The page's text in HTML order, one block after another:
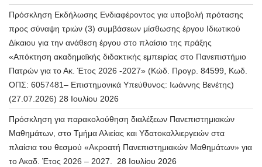
Πρόσκληση Εκδήλωσης Ενδιαφέροντος για υποβολή πρότασης
προς σύναψη τριών (3) συμβάσεων μίσθωσης έργου Ιδιωτικού
Δίκαιου για την ανάθεση έργου στο πλαίσιο της πράξης
«Απόκτηση ακαδημαϊκής διδακτικής εμπειρίας στο Πανεπιστήμιο
Πατρών για το Ακ. Έτος 2026 -2027» (Κώδ. Προγρ. 84599, Κωδ.
ΟΠΣ: 6057481– Επιστημονικά Υπεύθυνος: Ιωάννης Βενέτης)
(27.07.2026) 28 Ιουλίου 2026
Πρόσκληση για παρακολούθηση διαλέξεων Πανεπιστημιακών
Μαθημάτων, στο Τμήμα Αλιείας και Υδατοκαλλιεργειών στα
πλαίσια του θεσμού «Ακροατή Πανεπιστημιακών Μαθημάτων» για
το Ακαδ. Έτος 2026 – 2027.
28 Ιουλίου 2026